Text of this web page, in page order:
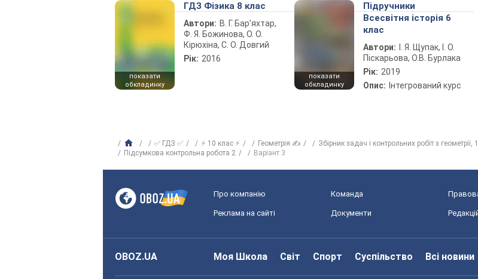
показати
обкладинку
ГДЗ Фізика 8 клас
Автори: В. Г. Бар’яхтар,
Ф. Я. Божинова, О. О.
Кірюхіна, С. О. Довгий
Рік: 2016
показати
обкладинку
Підручники
Всесвітня історія 6
клас
Автори:
І. Я. Щупак, І. О.
Піскарьова, О.В. Бурлака
Рік: 2019
Опис: Інтегрований курс
✅ ГДЗ ✅ ⚡ 10 клас ⚡ Геометрія ✍ Збірник задач і контрольних робіт з геометрії,
Підсумкова контрольна робота 2
Варіант 3
Про компанію Команда
Реклама на сайті Документи
OBOZ.UA Моя Школа Світ Спорт Суспільство Всі новини